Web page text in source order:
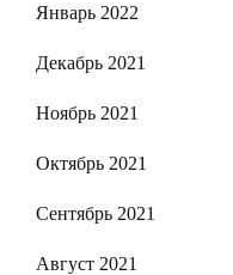
Январь 2022
Декабрь 2021
Ноябрь 2021
Октябрь 2021
Сентябрь 2021
Август 2021